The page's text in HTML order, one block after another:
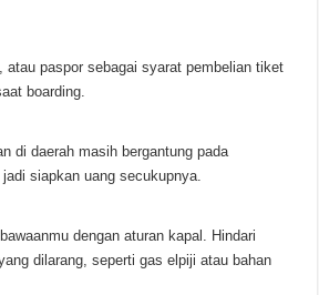
atau paspor sebagai syarat pembelian tiket
boarding.
di daerah masih bergantung pada
siapkan uang secukupnya.
dengan aturan kapal. Hindari
dilarang, seperti gas elpiji atau bahan